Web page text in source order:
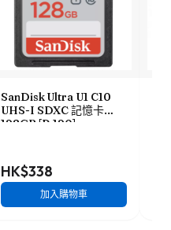
SanDisk Ultra U1 C10
UHS-I SDXC 記憶卡
128GB [R:120]
HK$338
加入購物車